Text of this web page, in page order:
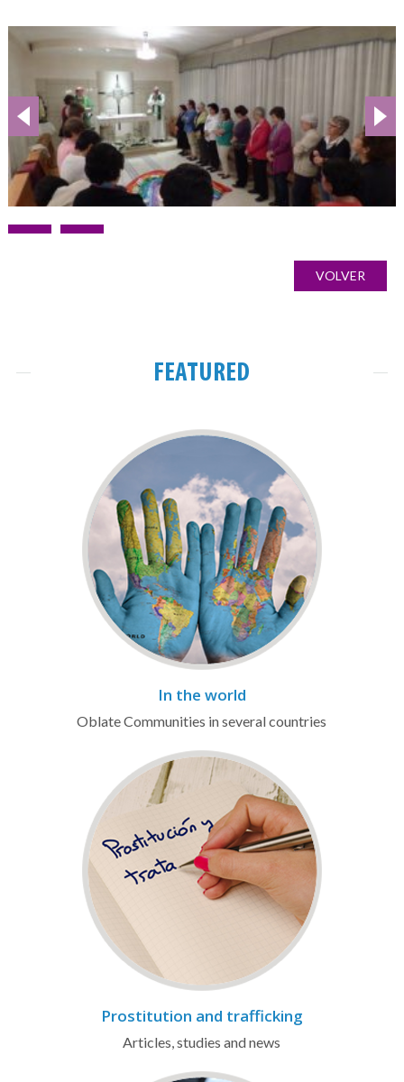
de
imágenes
PostPREVIOUS
NEXT
VOLVER
FEATURED
In the world
Oblate Communities in several countries
Prostitution and trafficking
Articles, studies and news